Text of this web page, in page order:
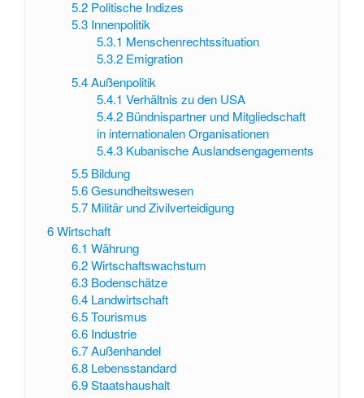
5.2 Politische Indizes
5.3 Innenpolitik
5.3.1 Menschenrechtssituation
5.3.2 Emigration
5.4 Außenpolitik
5.4.1 Verhältnis zu den USA
5.4.2 Bündnispartner und Mitgliedschaft
in internationalen Organisationen
5.4.3 Kubanische Auslandsengagements
5.5 Bildung
5.6 Gesundheitswesen
5.7 Militär und Zivilverteidigung
6Wirtschaft
6.1 Währung
6.2 Wirtschaftswachstum
6.3 Bodenschätze
6.4 Landwirtschaft
6.5 Tourismus
6.6 Industrie
6.7 Außenhandel
6.8 Lebensstandard
6.9 Staatshaushalt